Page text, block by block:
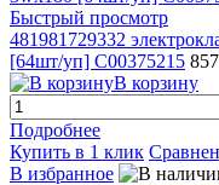
Быстрый просмотр
481981729332
[64шт/уп] C00375215
В корзину
Подробнее
Купить в 1 клик
В избранное